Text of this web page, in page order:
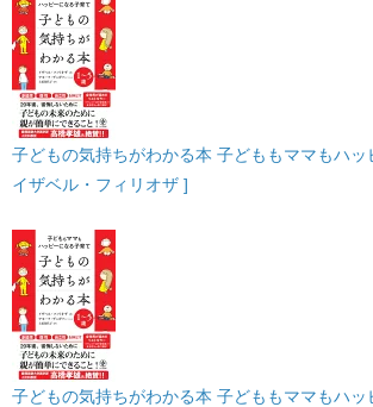
子どもの気持ちがわかる本 子どももママもハ
イザベル・フィリオザ ]
子どもの気持ちがわかる本 子どももママもハ